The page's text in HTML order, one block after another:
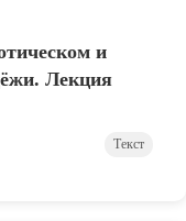
и
Лекция
Текст